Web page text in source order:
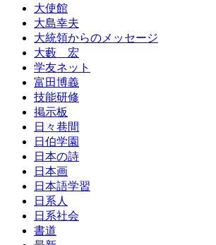
大使館
大島幸夫
大統領からのメッセージ
大藪 宏
学友ネット
富田博義
技能研修
掲示板
日々巷間
日伯学園
日本の詩
日本画
日本語学習
日系人
日系社会
書道